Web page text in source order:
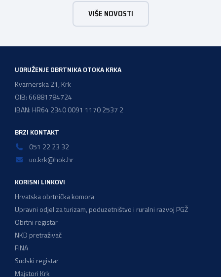
postojanja i rada dužu od 50 godina, stoga Vas pozivamo
da se svi aktivno uključite u Izborni proces koji je u tijeku i
VIŠE NOVOSTI
UDRUŽENJE OBRTNIKA OTOKA KRKA
Kvarnerska 21, Krk
OIB: 66881784724
IBAN: HR64 2340 0091 1170 2537 2
BRZI KONTAKT
051 22 23 32
uo.krk@hok.hr
KORISNI LINKOVI
Hrvatska obrtnička komora
Upravni odjel za turizam, poduzetništvo i ruralni razvoj PGŽ
Obrtni registar
NKD pretraživač
FINA
Sudski registar
Majstori Krk